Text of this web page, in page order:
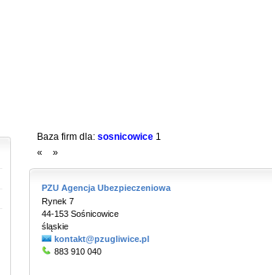
Baza firm dla: sosnicowice 1
«
»
PZU Agencja Ubezpieczeniowa
Rynek 7
44-153 Sośnicowice
śląskie
kontakt@pzugliwice.pl
883 910 040